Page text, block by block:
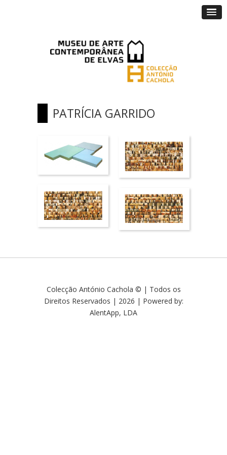
PATRÍCIA GARRIDO
Colecção António Cachola © | Todos os
Direitos Reservados | 2026 | Powered by:
AlentApp, LDA